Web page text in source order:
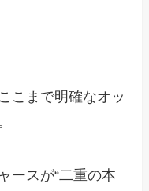
こまで明確なオッ
ースが“二重の本